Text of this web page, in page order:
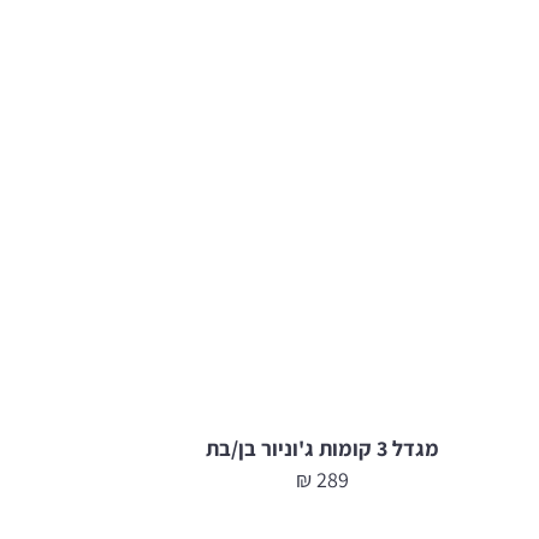
מגדל 3 קומות ג'וניור בן/בת
289
₪